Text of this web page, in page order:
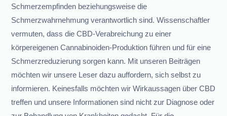
Schmerzempfinden beziehungsweise die
Schmerzwahrnehmung verantwortlich sind. Wissenschaftler
vermuten, dass die CBD-Verabreichung zu einer
körpereigenen Cannabinoiden-Produktion führen und für eine
Schmerzreduzierung sorgen kann. Mit unseren Beiträgen
möchten wir unsere Leser dazu auffordern, sich selbst zu
informieren. Keinesfalls möchten wir Wirkaussagen über CBD
treffen und unsere Informationen sind nicht zur Diagnose oder